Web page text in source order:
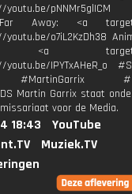
youtu.be/
Away: <a
o7iL2KzDh38
<a
IPYTxAHeR_o
Martin Garrix staat
voor de Media.
18:43
YouTube
Muziek.TV